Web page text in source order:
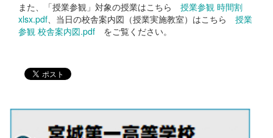
また、「授業参観」対象の授業はこちら 授業参観 時間割
xlsx.pdf、当日の校舎案内図（授業実施教室）はこちら 授業
参観 校舎案内図.pdf をご覧ください。